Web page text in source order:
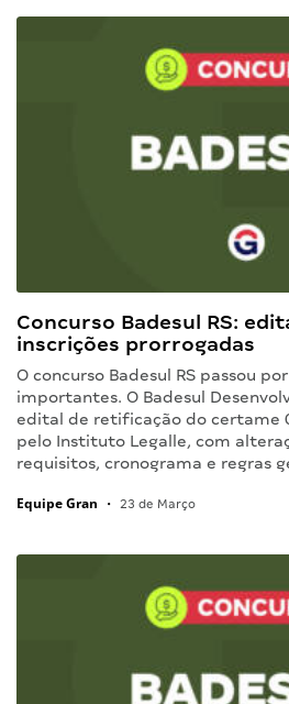
Concurso Badesul RS:
inscrições prorrogadas
O concurso Badesul RS passou
importantes. O Badesul
edital de retificação do certame
pelo Instituto Legalle, com
requisitos, cronograma e regras
Equipe Gran • 23 de Março